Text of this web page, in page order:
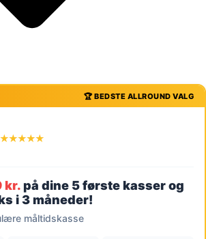
🏆 BEDSTE ALLROUND VALG
★★★★★
kr.på dine 5 første kasser og
i 3 måneder!
måltidskasse